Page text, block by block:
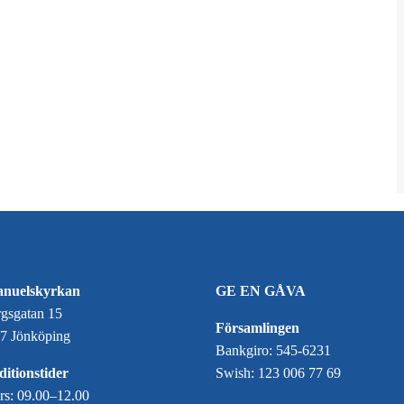
15
Jönköping
09.00–12.00
GE EN GÅVA
Församlingen
Bankgiro: 545-6231
Swish: 123 006 77 69